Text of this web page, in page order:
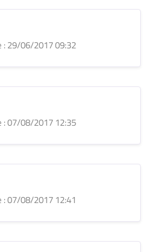
: 29/06/2017 09:32
: 07/08/2017 12:35
: 07/08/2017 12:41